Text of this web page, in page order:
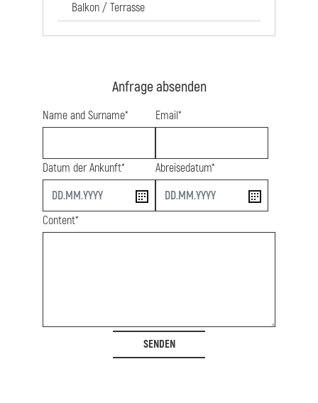
Balkon / Terrasse
Anfrage absenden
Name and Surname* Email*
Datum der Ankunft*
start
Abreisedatum*
end
Content*
SENDEN